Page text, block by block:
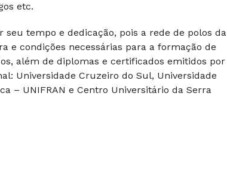
etc.
tempo e dedicação, pois a rede de polos da
e condições necessárias para a formação de
além de diplomas e certificados emitidos por
Universidade Cruzeiro do Sul, Universidade
– UNIFRAN e Centro Universitário da Serra